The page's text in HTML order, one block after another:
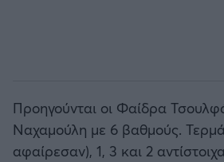
Προηγούνται οι Φαίδρα
Ναχαμούλη με 6 βαθμούς.
αφαίρεσαν), 1, 3 και 2